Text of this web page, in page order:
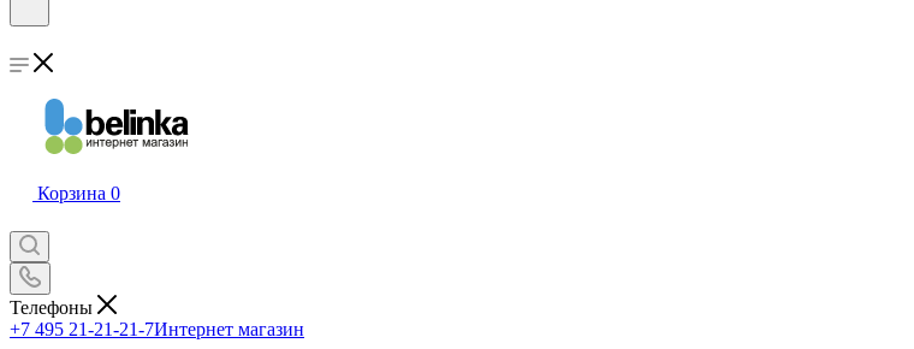
Корзина 0
Телефоны
+7 495 21-21-21-7Интернет магазин